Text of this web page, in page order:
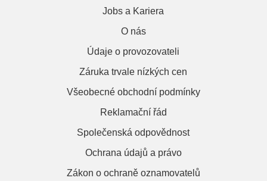
Jobs a Kariera
O nás
Údaje o provozovateli
Záruka trvale nízkých cen
Všeobecné obchodní podmínky
Reklamační řád
Společenská odpovědnost
Ochrana údajů a právo
Zákon o ochraně oznamovatelů